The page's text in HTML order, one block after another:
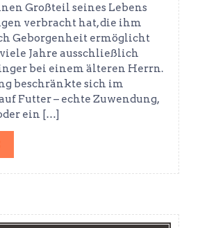
Großteil seines Lebens
verbracht hat, die ihm
Geborgenheit ermöglicht
Jahre ausschließlich
bei einem älteren Herrn.
beschränkte sich im
Futter – echte Zuwendung,
ein […]